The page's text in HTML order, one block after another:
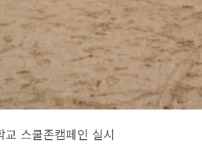
스쿨존캠페인 실시